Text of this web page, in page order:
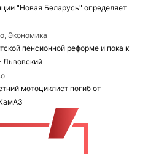
"Новая Беларусь" определяет
Экономика
пенсионной реформе и пока к
Львовский
мотоциклист погиб от